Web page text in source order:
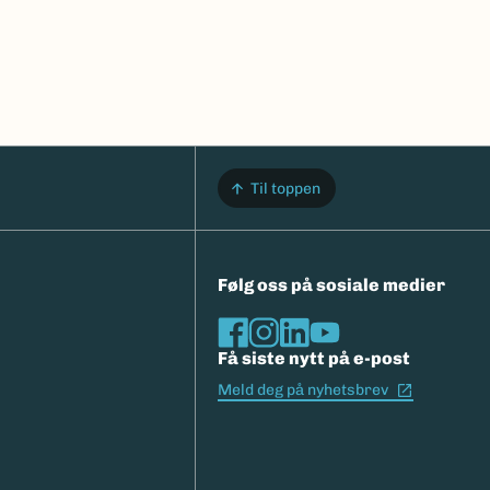
Til toppen
Følg oss på sosiale medier
Få siste nytt på e-post
Meld deg på nyhetsbrev